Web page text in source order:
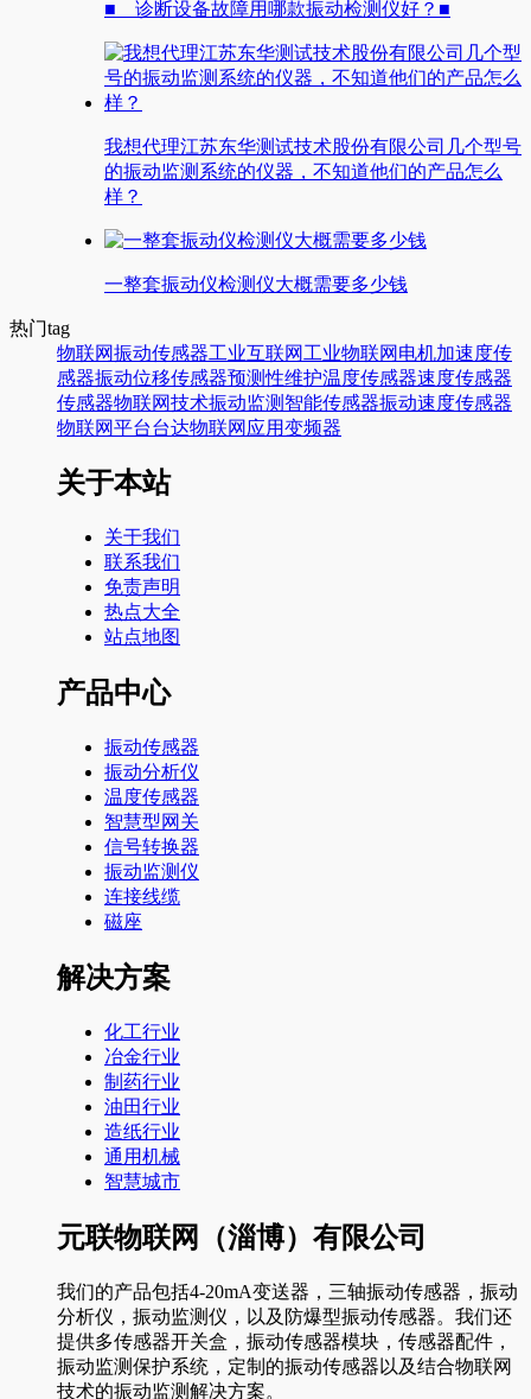
■ 诊断设备故障用哪款振动检测仪好？■
我想代理江苏东华测试技术股份有限公司几个型号
的振动监测系统的仪器，不知道他们的产品怎么
样？
一整套振动仪检测仪大概需要多少钱
热门tag
物联网振动传感器工业互联网 工业物联网 电机加速度传
感器振动位移传感器预测性维护温度传感器速度传感器
传感器物联网技术振动监测 智能传感器振动速度传感器
物联网平台台达物联网应用变频器
关于本站
关于我们
联系我们
免责声明
热点大全
站点地图
产品中心
振动传感器
振动分析仪
温度传感器
智慧型网关
信号转换器
振动监测仪
连接线缆
磁座
解决方案
化工行业
冶金行业
制药行业
油田行业
造纸行业
通用机械
智慧城市
元联物联网（淄博）有限公司
我们的产品包括4-20mA变送器，三轴振动传感器，振动
分析仪，振动监测仪，以及防爆型振动传感器。我们还
提供多传感器开关盒，振动传感器模块，传感器配件，
振动监测保护系统，定制的振动传感器以及结合物联网
技术的振动监测解决方案。